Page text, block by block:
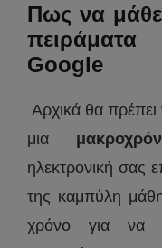
Πως να
πειράματα
Google
Αρχικά θα πρέπει
μια
ηλεκτρονική σας
της καμπύλη
χρόνο για να